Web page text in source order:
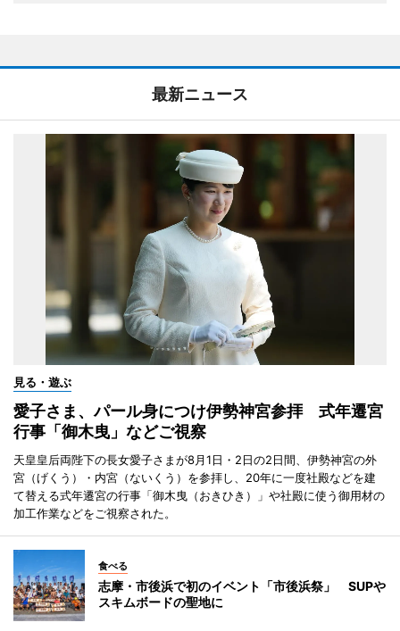
最新ニュース
見る・遊ぶ
愛子さま、パール身につけ伊勢神宮参拝 式年遷宮
行事「御木曳」などご視察
天皇皇后両陛下の長女愛子さまが8月1日・2日の2日間、伊勢神宮の外
宮（げくう）・内宮（ないくう）を参拝し、20年に一度社殿などを建
て替える式年遷宮の行事「御木曳（おきひき）」や社殿に使う御用材の
加工作業などをご視察された。
食べる
志摩・市後浜で初のイベント「市後浜祭」 SUPや
スキムボードの聖地に